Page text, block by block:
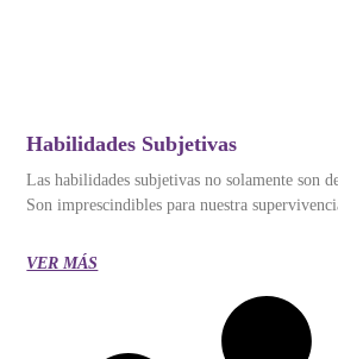
Habilidades Subjetivas
Las habilidades subjetivas no solamente son
Son imprescindibles para nuestra
VER MÁS